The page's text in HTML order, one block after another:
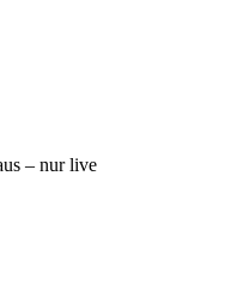
– nur live